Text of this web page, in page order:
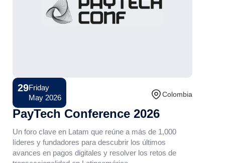
29Friday
May 2026
Conference Colombia
PayTech Conference 2026
Un foro clave en Latam que reúne a más de 1,000
líderes y fundadores para descubrir los últimos
avances en pagos digitales y resolver los retos de